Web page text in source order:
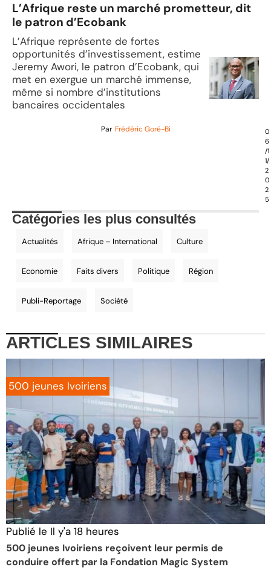
L’Afrique reste un marché prometteur, dit
le patron d’Ecobank
L’Afrique représente de fortes
opportunités d’investissement, estime
Jeremy Awori, le patron d’Ecobank, qui
met en exergue un marché immense,
même si nombre d’institutions
bancaires occidentales
Par Frédéric Goré-Bi
0
6
/1
1/
2
0
2
5
Catégories les plus consultés
Actualités Afrique – International Culture
Economie Faits divers Politique Région
Publi-Reportage Société
ARTICLES SIMILAIRES
500 jeunes Ivoiriens
Publié le Il y'a 18 heures
500 jeunes Ivoiriens reçoivent leur permis de
conduire offert par la Fondation Magic System